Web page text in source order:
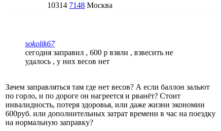
10314 7148 Москва
sokolik67
сегодня заправил , 600 р взяли , взвесить не
удалось , у них весов нет
Зачем заправляться там где нет весов? А если баллон зальют
по горло, и по дороге он нагреется и рванёт? Стоит
инвалидность, потеря здоровья, или даже жизни экономии
600руб. или дополнительных затрат времени в час на поездку
на нормальную заправку?